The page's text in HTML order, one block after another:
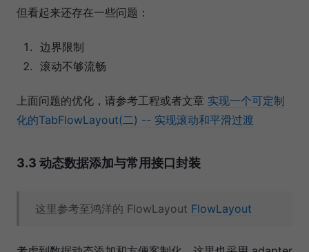
但看起来还存在一些问题：
边界限制
滚动不够流畅
上面问题的优化，请参考工程或者文章 实现一个可定制
化的TabFlowLayout(二) -- 实现滚动和平滑过渡
3.3 动态数据添加与常用接口封装
这里参考至鸿洋的 FlowLayout FlowLayout